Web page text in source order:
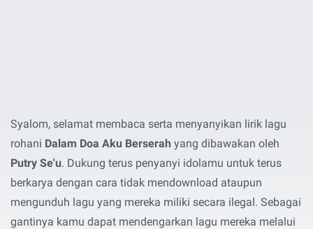
Syalom, selamat membaca serta menyanyikan lirik lagu
rohani Dalam Doa Aku Berserah yang dibawakan oleh
Putry Se'u. Dukung terus penyanyi idolamu untuk terus
berkarya dengan cara tidak mendownload ataupun
mengunduh lagu yang mereka miliki secara ilegal. Sebagai
gantinya kamu dapat mendengarkan lagu mereka melalui